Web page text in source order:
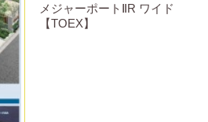
メジャーポートⅡR ワイド
【TOEX】